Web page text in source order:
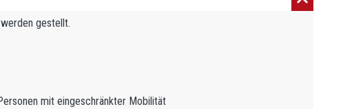
gestellt.
mit eingeschränkter Mobilität